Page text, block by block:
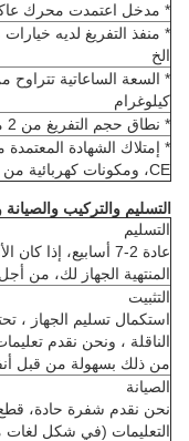
* مدخل اعتمدت محرك
* منفذ التفريغ لديه
الخ
كيلوغرام
* نطاق حجم التفريغ من 2 ملم، حتى عشرات من السنتيمترات
CE، ومكونات كهربائية من ماركة Schneider
التسليم والتركيب
التسليم
عادة 2-7 أسابيع،
المنتهية الجهاز لك، من
التثبيت
استكمال تسليم الجهاز ،
الناقلة ، ونحن نقدم
من ذلك بسهولة من قبل
الصيانة
نحن نقدم شفرة حادة، قطع
التعليمات (في شكل لغات